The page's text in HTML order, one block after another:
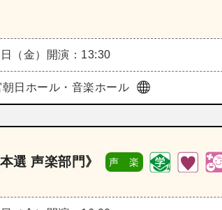
（金） 開演：13:30
朝日ホール・音楽ホール
選 声楽部門》 声 楽